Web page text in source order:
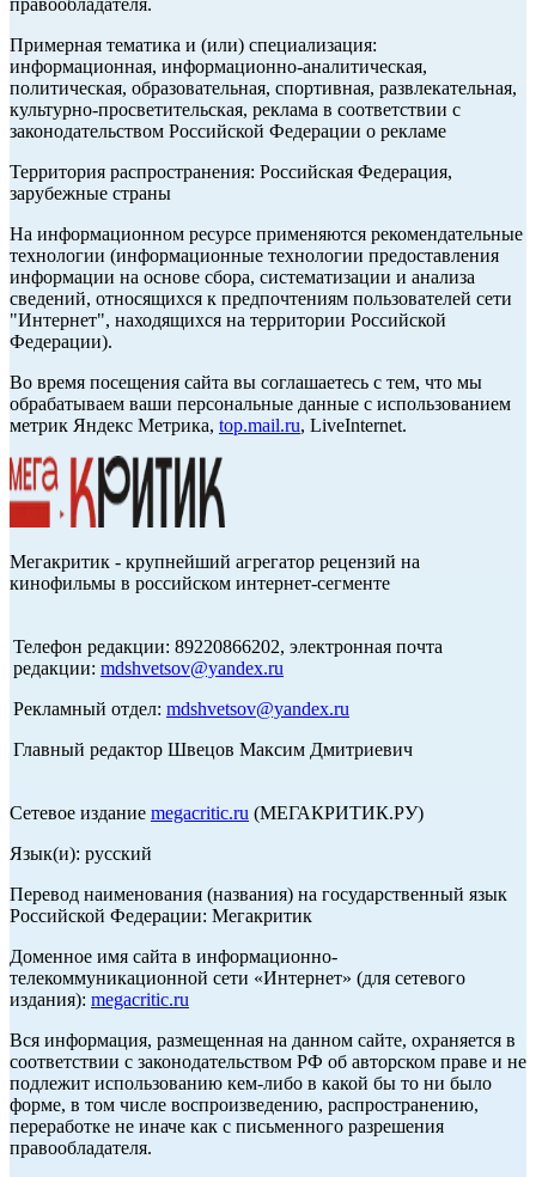
правообладателя.
Примерная тематика и (или) специализация:
информационная, информационно-аналитическая,
политическая, образовательная, спортивная, развлекательная,
культурно-просветительская, реклама в соответствии с
законодательством Российской Федерации о рекламе
Территория распространения: Российская Федерация,
зарубежные страны
На информационном ресурсе применяются рекомендательные
технологии (информационные технологии предоставления
информации на основе сбора, систематизации и анализа
сведений, относящихся к предпочтениям пользователей сети
"Интернет", находящихся на территории Российской
Федерации).
Во время посещения сайта вы соглашаетесь с тем, что мы
обрабатываем ваши персональные данные с использованием
метрик Яндекс Метрика, top.mail.ru, LiveInternet.
Мегакритик - крупнейший агрегатор рецензий на
кинофильмы в российском интернет-сегменте
Телефон редакции: 89220866202, электронная почта
редакции: mdshvetsov@yandex.ru
Рекламный отдел: mdshvetsov@yandex.ru
Главный редактор Швецов Максим Дмитриевич
Сетевое издание megacritic.ru (МЕГАКРИТИК.РУ)
Язык(и): русский
Перевод наименования (названия) на государственный язык
Российской Федерации: Мегакритик
Доменное имя сайта в информационно-
телекоммуникационной сети «Интернет» (для сетевого
издания): megacritic.ru
Вся информация, размещенная на данном сайте, охраняется в
соответствии с законодательством РФ об авторском праве и не
подлежит использованию кем-либо в какой бы то ни было
форме, в том числе воспроизведению, распространению,
переработке не иначе как с письменного разрешения
правообладателя.